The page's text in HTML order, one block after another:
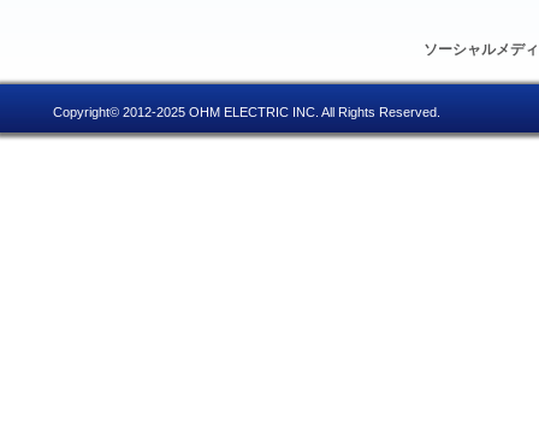
ソーシャルメデ
Copyright© 2012-2025 OHM ELECTRIC INC. All Rights Reserved.